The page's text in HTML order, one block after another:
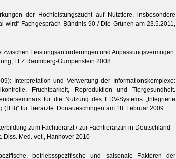
der Hochleistungszucht auf Nutztiere, insbesondere
wird“ Fachgespräch Bündnis 90 / Die Grünen am 23.5.2011,
zwischen Leistungsanforderungen und Anpassungsvermögen.
LFZ Raumberg-Gumpenstein 2008
Interpretation und Verwertung der Informationskomplexe:
Fruchtbarkeit, Reproduktion und Tiergesundheit.
für die Nutzung des EDV-Systems „Integrierte
für Tierärzte. Donaueschingen am 18. Februar 2009.
zum Fachtierarzt / zur Fachtierärztin in Deutschland –
Diss. Med. vet., Hannover 2010
betriebsspezifische und saisonale Faktoren der